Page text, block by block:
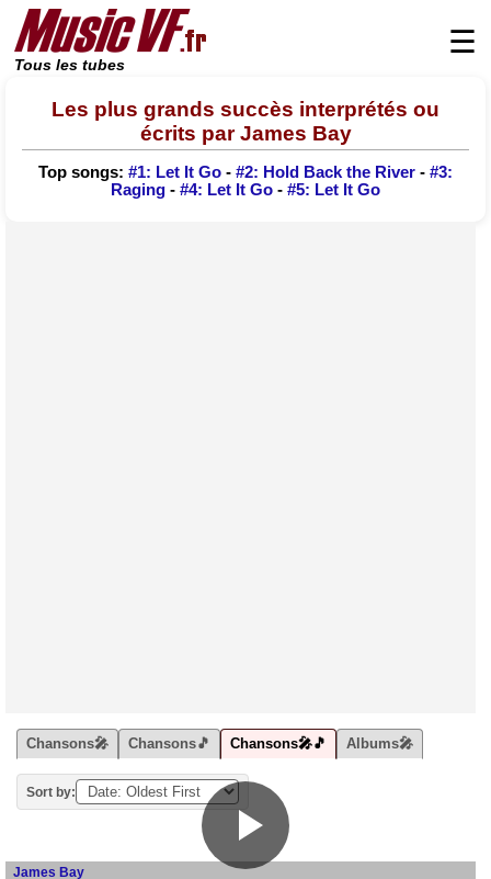
Tous les tubes
☰
Les plus grands succès interprétés ou
écrits par James Bay
Top songs: #1: Let It Go - #2: Hold Back the River - #3:
Raging - #4: Let It Go - #5: Let It Go
Chansons🎤 Chansons🎵 Chansons🎤🎵 Albums🎤
Sort by:
James Bay